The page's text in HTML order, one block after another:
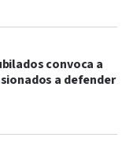
convoca a
a defender